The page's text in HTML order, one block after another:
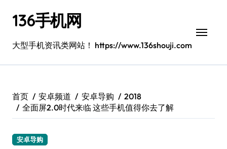
136手机网
大型手机资讯类网站！ https://www.136shouji.com
首页 安卓频道 安卓导购
2018
全面屏2.0时代来临 这些手机值得你去了解
安卓导购